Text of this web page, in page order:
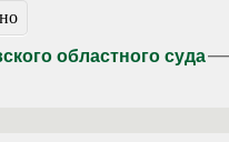
областного суда